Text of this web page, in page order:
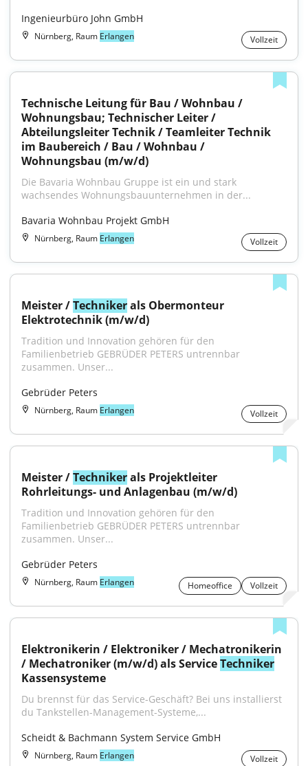
Ingenieurbüro John GmbH
Nürnberg, Raum Erlangen Vollzeit
Technische Leitung für Bau / Wohnbau /
Wohnungsbau; Technischer Leiter /
Abteilungsleiter Technik / Teamleiter Technik
im Baubereich / Bau / Wohnbau /
Wohnungsbau (m/w/d)
Die Bavaria Wohnbau Gruppe ist ein und stark
wachsendes Wohnungsbauunternehmen in der...
Bavaria Wohnbau Projekt GmbH
Nürnberg, Raum Erlangen Vollzeit
Meister / Techniker als Obermonteur
Elektrotechnik (m/w/d)
Tradition und Innovation gehören für den
Familienbetrieb GEBRÜDER PETERS untrennbar
zusammen. Unser...
Gebrüder Peters
Nürnberg, Raum Erlangen Vollzeit
Meister / Techniker als Projektleiter
Rohrleitungs- und Anlagenbau (m/w/d)
Tradition und Innovation gehören für den
Familienbetrieb GEBRÜDER PETERS untrennbar
zusammen. Unser...
Gebrüder Peters
Nürnberg, Raum Erlangen Homeoffice Vollzeit
Elektronikerin / Elektroniker / Mechatronikerin
/ Mechatroniker (m/w/d) als Service Techniker
Kassensysteme
Du brennst für das Service-Geschäft? Bei uns installierst
du Tankstellen-Management-Systeme,...
Scheidt & Bachmann System Service GmbH
Nürnberg, Raum Erlangen
Vollzeit